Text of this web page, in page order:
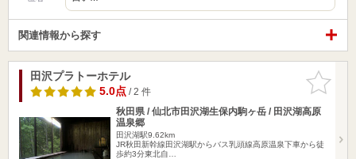
関連情報から探す
お気に入
りに追加
田沢プラトーホテル
5.0点/ 2 件
秋田県 / 仙北市田沢湖生保内駒ヶ岳 / 田沢湖高原
温泉郷
田沢湖駅9.62km
JR秋田新幹線田沢湖駅からバス乳頭線高原温泉下車から徒
歩約3分東北自…